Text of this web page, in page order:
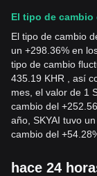
El tipo de cambio
El tipo de cambio
un +298.36% en
tipo de cambio
435.19 KHR , así
mes, el valor de 1
cambio del
año, SKYAI tuvo
cambio del
hace 24